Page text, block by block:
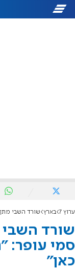
ערוץ 7 בארץ שורד השבי מתן
שורד השבי
סמי עופר:
כאן"